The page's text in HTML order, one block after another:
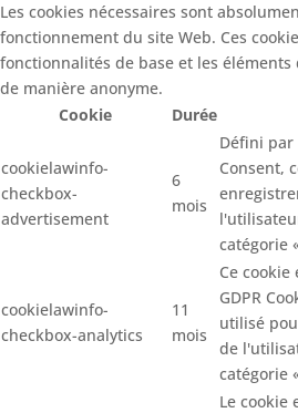
Les cookies nécessaires sont
fonctionnement du site Web. Ces
fonctionnalités de base et les éléments
de manière anonyme.
Cookie
Durée
cookielawinfo-
checkbox-
advertisement
6
mois
Défini par
Consent,
catégorie
cookielawinfo-
checkbox-analytics
11
mois
Ce
GDPR
utilisé
de
catégorie
Le cookie